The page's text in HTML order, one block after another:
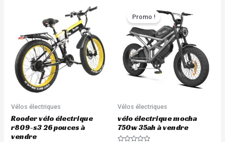
Vélos électriques
Rooder vélo électrique
r809-s3 26 pouces à
vendre
Promo !
Vélos électriques
vélo électrique mocha
750w 35ah à vendre